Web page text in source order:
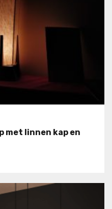
met linnen kap en